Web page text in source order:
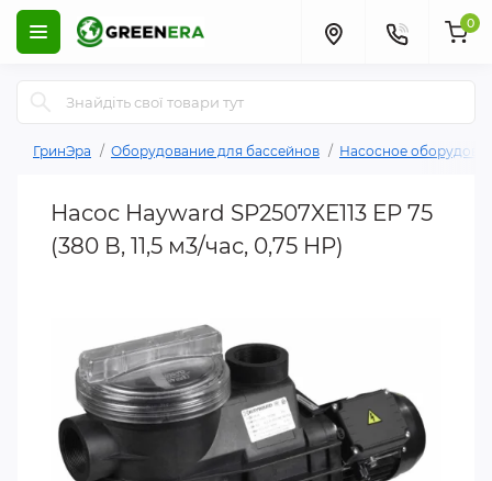
0
ГринЭра Оборудование для бассейнов Насосное
Насос Hayward SP2507XE113 EP 75
(380 В, 11,5 м3/час, 0,75 HP)